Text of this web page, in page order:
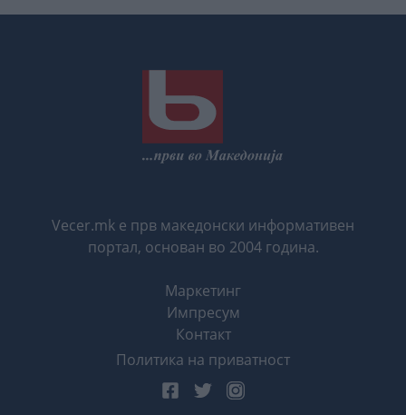
Vecer.mk е прв македонски информативен
портал, основан во 2004 година.
Маркетинг
Импресум
Контакт
Политика на приватност